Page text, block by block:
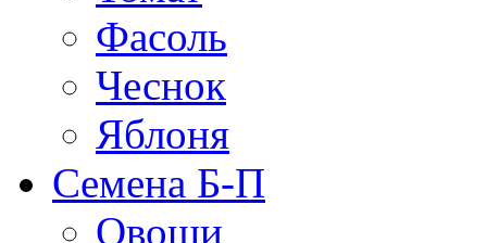
Фасоль
Чеснок
Яблоня
Семена Б-П
Овощи